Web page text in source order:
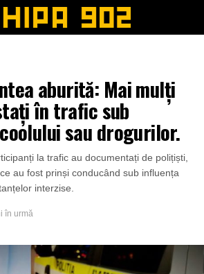
aburită: Mai mulți
în trafic sub
sau drogurilor.
la trafic au documentați de polițiști,
au fost prinși conducând sub influența
interzise.
în urmă